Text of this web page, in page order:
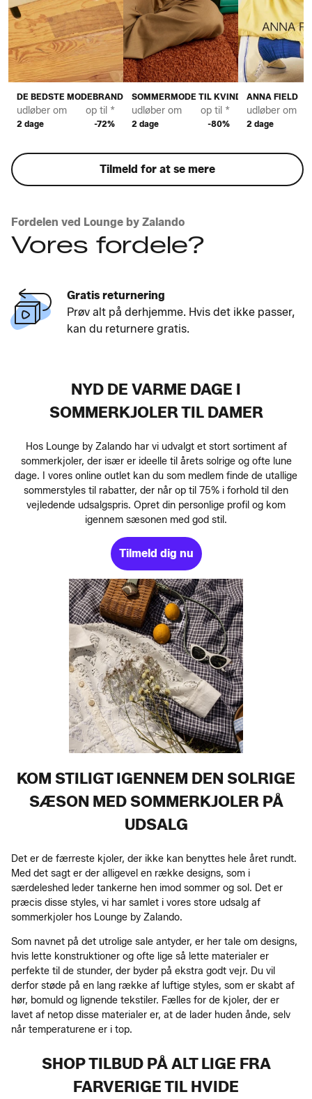
DE BEDSTE MODEBRANDS TIL KVINDER
udløber om
2 dage
op til *
-72%
SOMMERMODE TIL KVINDER
udløber om
2 dage
op til *
-80%
ANNA FIELD
udløber om
2 dage
Tilmeld for at se mere
Fordelen ved Lounge by Zalando
Vores fordele?
Gratis returnering
Prøv alt på derhjemme. Hvis det ikke passer,
kan du returnere gratis.
NYD DE VARME DAGE I
SOMMERKJOLER TIL DAMER
Hos Lounge by Zalando har vi udvalgt et stort sortiment af
sommerkjoler, der især er ideelle til årets solrige og ofte lune
dage. I vores online outlet kan du som medlem finde de utallige
sommerstyles til rabatter, der når op til 75% i forhold til den
vejledende udsalgspris. Opret din personlige profil og kom
igennem sæsonen med god stil.
Tilmeld dig nu
KOM STILIGT IGENNEM DEN SOLRIGE
SÆSON MED SOMMERKJOLER PÅ
UDSALG
Det er de færreste kjoler, der ikke kan benyttes hele året rundt.
Med det sagt er der alligevel en række designs, som i
særdeleshed leder tankerne hen imod sommer og sol. Det er
præcis disse styles, vi har samlet i vores store udsalg af
sommerkjoler hos Lounge by Zalando.
Som navnet på det utrolige sale antyder, er her tale om designs,
hvis lette konstruktioner og ofte lige så lette materialer er
perfekte til de stunder, der byder på ekstra godt vejr. Du vil
derfor støde på en lang række af luftige styles, som er skabt af
hør, bomuld og lignende tekstiler. Fælles for de kjoler, der er
lavet af netop disse materialer er, at de lader huden ånde, selv
når temperaturene er i top.
SHOP TILBUD PÅ ALT LIGE FRA
FARVERIGE TIL HVIDE